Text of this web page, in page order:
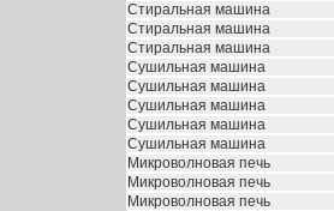
Стиральная машина
Стиральная машина
Стиральная машина
Сушильная машина
Сушильная машина
Сушильная машина
Сушильная машина
Сушильная машина
Микроволновая печь
Микроволновая печь
Микроволновая печь